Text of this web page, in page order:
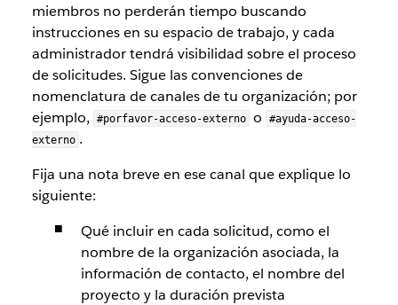
miembros no perderán tiempo buscando
instrucciones en su espacio de trabajo, y cada
administrador tendrá visibilidad sobre el proceso
de solicitudes. Sigue las convenciones de
nomenclatura de canales de tu organización; por
ejemplo,
#porfavor-acceso-externo o
#ayuda-acceso-
externo .
Fija una nota breve en ese canal que explique lo
siguiente:
Qué incluir en cada solicitud, como el
nombre de la organización asociada, la
información de contacto, el nombre del
proyecto y la duración prevista